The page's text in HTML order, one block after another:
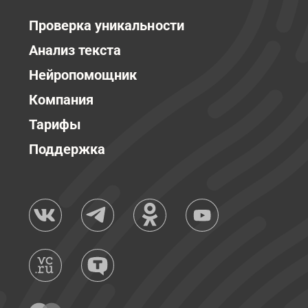
Проверка уникальности
Анализ текста
Нейропомощник
Компания
Тарифы
Поддержка